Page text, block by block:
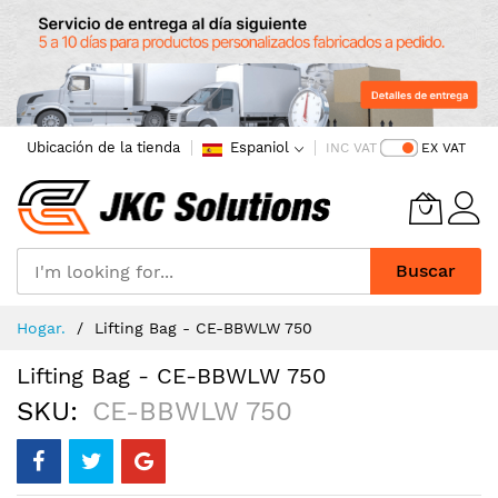
Ubicación de la tienda Espaniol INC VAT EX VAT
Buscar
Content
Hogar. Lifting Bag - CE-BBWLW 750
Lifting Bag - CE-BBWLW 750
SKU CE-BBWLW 750